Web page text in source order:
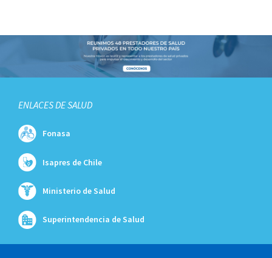
ENLACES DE SALUD
Fonasa
Isapres de Chile
Ministerio de Salud
Superintendencia de Salud